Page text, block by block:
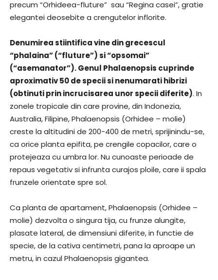
precum “Orhideea-fluture” sau “Regina casei”, gratie
elegantei deosebite a crengutelor inflorite.
Denumirea stiintifica vine din grecescul
“phalaina” (“fluture”) si “opsomai”
(“asemanator”). Genul Phalaenopsis cuprinde
aproximativ 50 de specii si nenumarati hibrizi
(obtinuti prin incrucisarea unor specii diferite). In
zonele tropicale din care provine, din Indonezia,
Australia, Filipine, Phalaenopsis (Orhidee – molie)
creste la altitudini de 200-400 de metri, sprijinindu-se,
ca orice planta epifita, pe crengile copacilor, care o
protejeaza cu umbra lor. Nu cunoaste perioade de
repaus vegetativ si infrunta curajos ploile, care ii spala
frunzele orientate spre sol.
Ca planta de apartament, Phalaenopsis (Orhidee –
molie) dezvolta o singura tija, cu frunze alungite,
plasate lateral, de dimensiuni diferite, in functie de
specie, de la cativa centimetri, pana la aproape un
metru, in cazul Phalaenopsis gigantea.